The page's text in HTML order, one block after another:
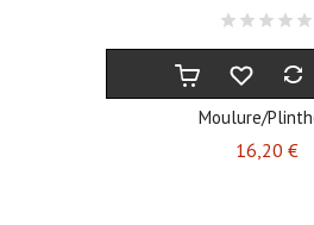
Moulure/
16,20 €Prix